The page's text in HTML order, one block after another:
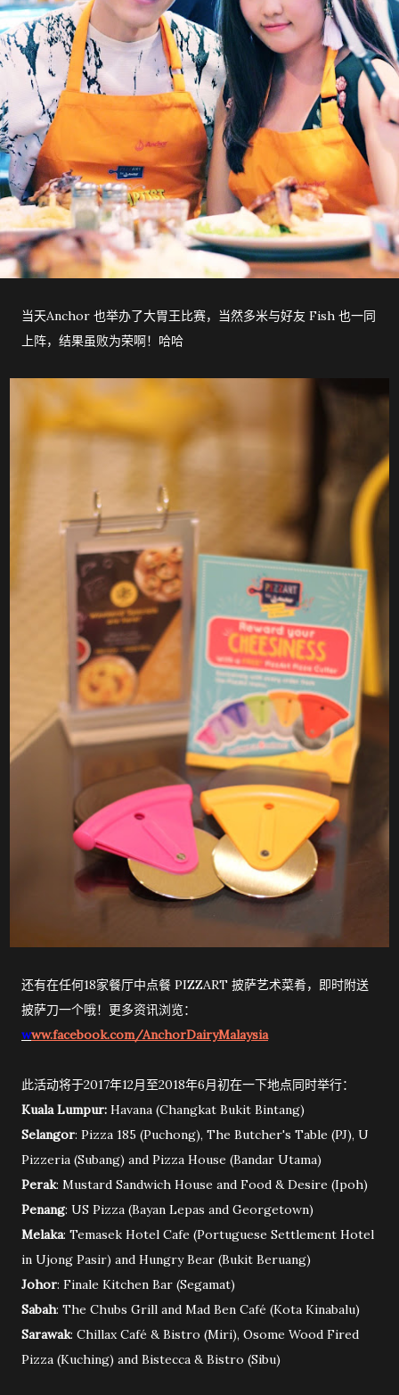
当天Anchor 也举办了大胃王比赛，当然多米与好友 Fish 也一同
上阵，结果虽败为荣啊！哈哈
还有在任何18家餐厅中点餐 PIZZART 披萨艺术菜肴，即时附送
披萨刀一个哦！更多资讯浏览：
www.facebook.com/AnchorDairyMalaysia
此活动将于2017年12月至2018年6月初在一下地点同时举行：
Kuala Lumpur: Havana (Changkat Bukit Bintang)
Selangor: Pizza 185 (Puchong), The Butcher's Table (PJ), U
Pizzeria (Subang) and Pizza House (Bandar Utama)
Perak: Mustard Sandwich House and Food & Desire (Ipoh)
Penang: US Pizza (Bayan Lepas and Georgetown)
Melaka: Temasek Hotel Cafe (Portuguese Settlement Hotel
in Ujong Pasir) and Hungry Bear (Bukit Beruang)
Johor: Finale Kitchen Bar (Segamat)
Sabah: The Chubs Grill and Mad Ben Café (Kota Kinabalu)
Sarawak: Chillax Café & Bistro (Miri), Osome Wood Fired
Pizza (Kuching) and Bistecca & Bistro (Sibu)